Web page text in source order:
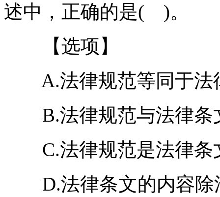
述中，正确的是( )。
【选项】
A.法律规范等同于法
B.法律规范与法律条
C.法律规范是法律条
D.法律条文的内容除